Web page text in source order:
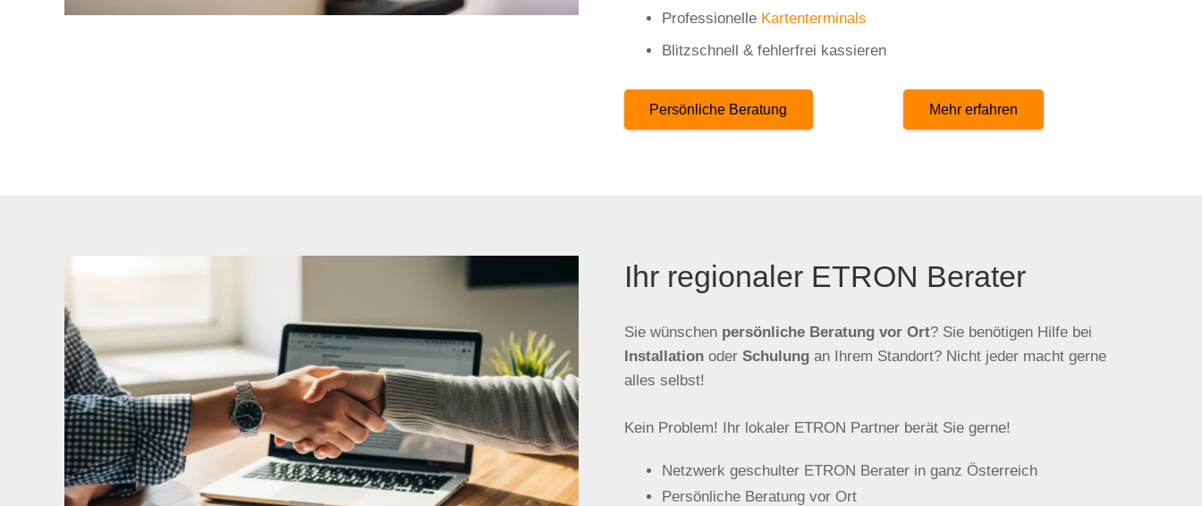
Professionelle Kartenterminals
Blitzschnell & fehlerfrei kassieren
Persönliche Beratung Mehr erfahren
Ihr regionaler ETRON Berater
Sie wünschen persönliche Beratung vor Ort? Sie benötigen Hilfe bei
Installationoder Schulungan Ihrem Standort? Nicht jeder macht gerne
alles selbst!
Kein Problem! Ihr lokaler ETRON Partner berät Sie gerne!
Netzwerk geschulter ETRON Berater in ganz Österreich
Persönliche Beratung vor Ort